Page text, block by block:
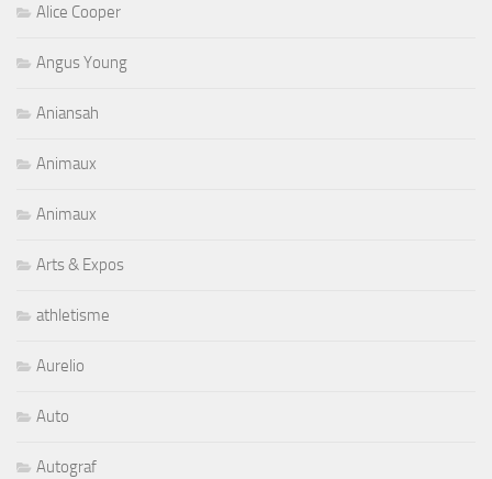
Alice Cooper
Angus Young
Aniansah
Animaux
Animaux
Arts & Expos
athletisme
Aurelio
Auto
Autograf